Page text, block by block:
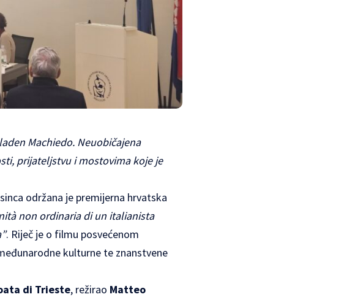
Machiedo. Neuobičajena
prijateljstvu i mostovima koje je
održana je premijerna hrvatska
non ordinaria di un italianista
. Riječ je o filmu posvećenom
kulturne te znanstvene
di Trieste, režirao Matteo